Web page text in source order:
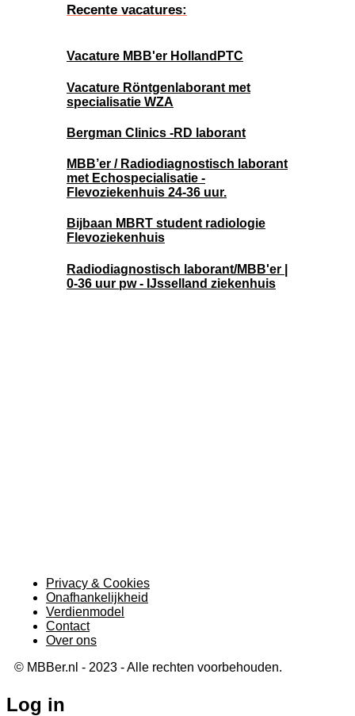
Recente vacatures:
Vacature MBB'er HollandPTC
Vacature Röntgenlaborant met
specialisatie WZA
Bergman Clinics -RD laborant
MBB’er / Radiodiagnostisch laborant
met Echospecialisatie -
Flevoziekenhuis 24-36 uur.
Bijbaan MBRT student radiologie
Flevoziekenhuis
Radiodiagnostisch laborant/MBB'er |
0-36 uur pw - IJsselland ziekenhuis
Privacy & Cookies
Onafhankelijkheid
Verdienmodel
Contact
Over ons
© MBBer.nl - 2023 - Alle rechten voorbehouden.
Log in